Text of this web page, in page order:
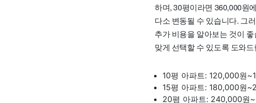
하며, 30평이라면 360,000원
다소 변동될 수 있습니다. 그
추가 비용을 알아보는 것이
맞게 선택할 수 있도록 도와드
10평 아파트: 120,000원
15평 아파트: 180,000원
20평 아파트: 240,000원